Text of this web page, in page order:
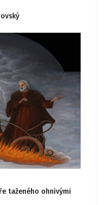
taženého ohnivými